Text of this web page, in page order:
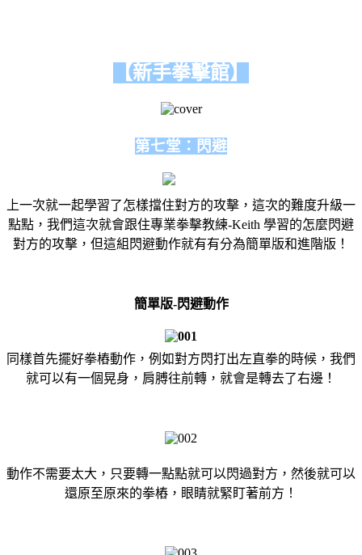
【新手拳擊館】
第七堂：閃避
上一次就一起學習了怎樣擋住對方的攻擊，這次的難度升級一
點點，我們這次就會跟住專業拳擊教練-Keith 學習的怎麼閃避
對方的攻擊，但這組閃避動作就有有分為簡單版和進階版！
簡單版-閃避動作
同樣首先擺好拳樁動作，例如對方閃打出左直拳的時候，我們
就可以有一個晃身，肩膊往前轉，就會是轉去了右邊！
動作不需要太大，只要轉一點點就可以閃過對方，然後就可以
還原至原來的拳樁，眼睛就緊盯著前方！